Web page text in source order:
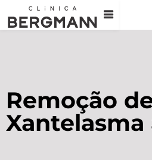
Remoção
Xantelasma